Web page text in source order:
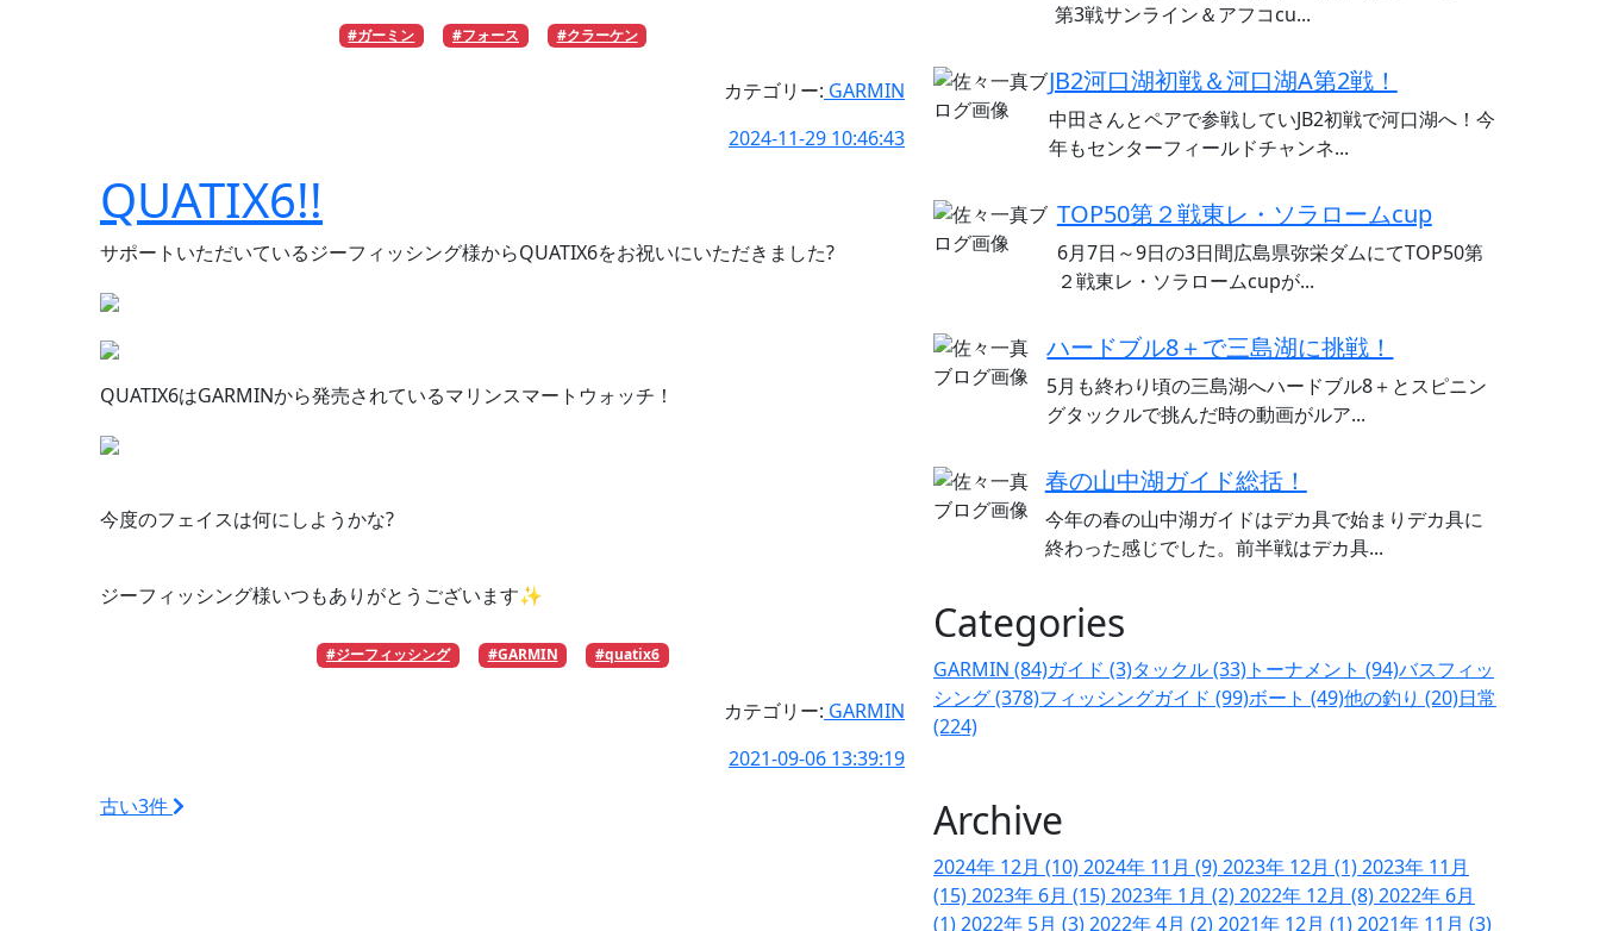
#ガーミン #フォース #クラーケン
カテゴリー: GARMIN
2024-11-29 10:46:43
QUATIX6!!
サポートいただいているジーフィッシング様からQUATIX6をお祝いにいただきました?
QUATIX6はGARMINから発売されているマリンスマートウォッチ！
今度のフェイスは何にしようかな?
ジーフィッシング様いつもありがとうございます✨
#ジーフィッシング #GARMIN #quatix6
カテゴリー: GARMIN
2021-09-06 13:39:19
古い3件
第3戦サンライン＆アフコcu...
JB2河口湖初戦＆河口湖A第2戦！
中田さんとペアで参戦していJB2初戦で河口湖へ！今
年もセンターフィールドチャンネ...
TOP50第２戦東レ・ソラロームcup
6月7日～9日の3日間広島県弥栄ダムにてTOP50第
２戦東レ・ソラロームcupが...
ハードブル8＋で三島湖に挑戦！
5月も終わり頃の三島湖へハードブル8＋とスピニン
グタックルで挑んだ時の動画がルア...
春の山中湖ガイド総括！
今年の春の山中湖ガイドはデカ具で始まりデカ具に
終わった感じでした。前半戦はデカ具...
Categories
GARMIN (84)ガイド (3)タックル (33) トーナメント (94)バスフィッ
シング (378)フィッシングガイド (99)ボート (49)他の釣り (20)日常
(224)
Archive
2024年 12月 (10)2024年 11月 (9)2023年 12月 (1)2023年 11月
(15)2023年 6月 (15)2023年 1月 (2)2022年 12月 (8)2022年 6月
(1)2022年 5月 (3)2022年 4月 (2)2021年 12月 (1)2021年 11月 (3)